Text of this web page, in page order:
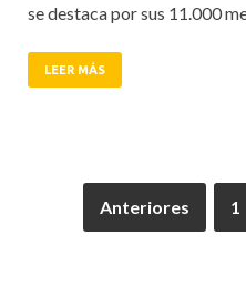
se destaca por sus 11.000
LEER MÁS
Anteriores 1